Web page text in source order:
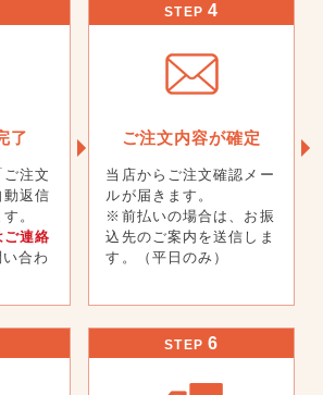
了
注文
返信
。
連絡
合わ
STEP 4
ご注文内容が確定
当店からご注文確認メー
ルが届きます。
※前払いの場合は、お振
込先のご案内を送信しま
す。（平日のみ）
STEP 6